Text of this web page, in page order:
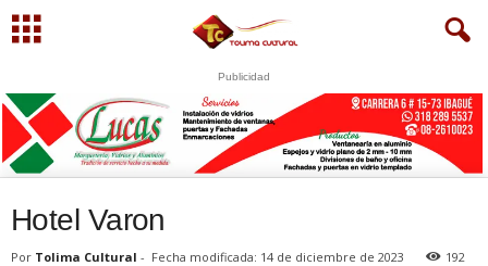
Publicidad
S U
WhatsApp +573249605958
Hotel Varon
Por Tolima Cultural - Fecha modificada: 14 de diciembre de 2023 192